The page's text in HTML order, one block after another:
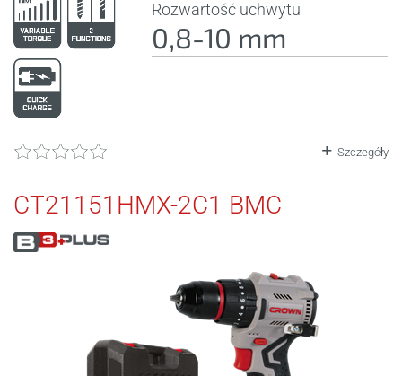
Rozwartość uchwytu
0,8-10 mm
Szczegóły
CT21151HMX-2C1 BMC